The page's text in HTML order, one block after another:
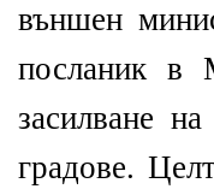
външен
посланик в
засилване
градове.